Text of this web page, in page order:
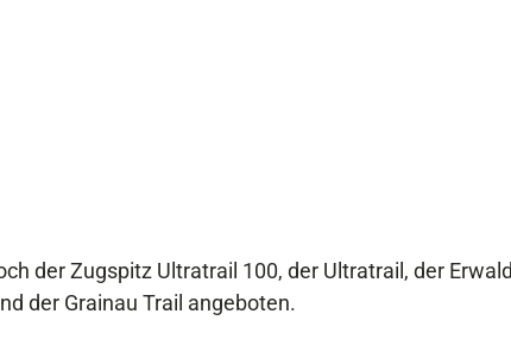
der Zugspitz Ultratrail 100, der Ultratrail, der
der Grainau Trail angeboten.